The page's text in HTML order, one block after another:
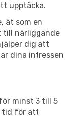
upptäcka.
ät som en
till närliggande
dig att
dina intressen
minst 3 till 5
tid för att